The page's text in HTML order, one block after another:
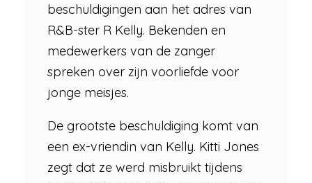
beschuldigingen aan het adres van
R&B-ster R Kelly. Bekenden en
medewerkers van de zanger
spreken over zijn voorliefde voor
jonge meisjes.
De grootste beschuldiging komt van
een ex-vriendin van Kelly. Kitti Jones
zegt dat ze werd misbruikt tijdens